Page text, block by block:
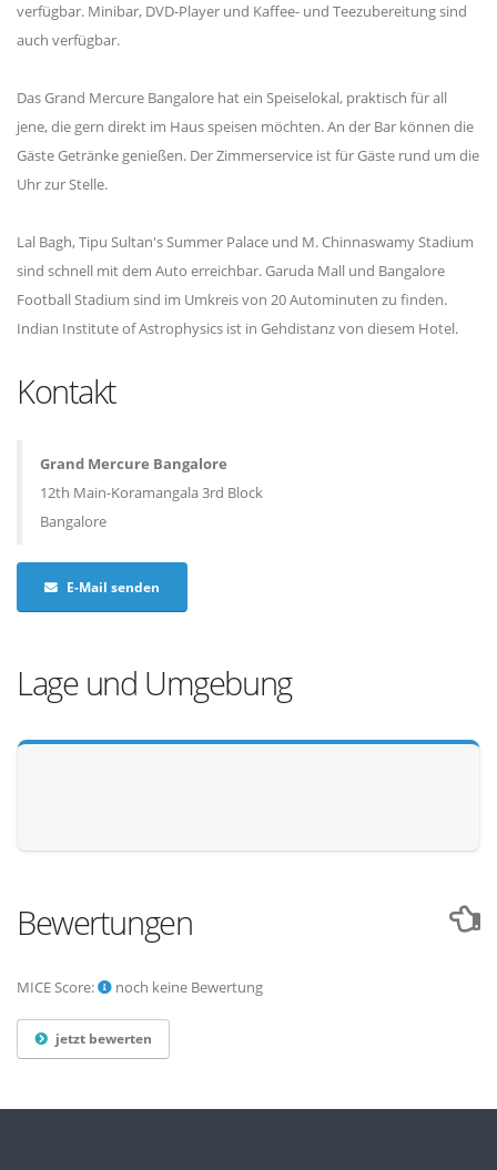
verfügbar. Minibar, DVD-Player und Kaffee- und Teezubereitung sind
auch verfügbar.
Das Grand Mercure Bangalore hat ein Speiselokal, praktisch für all
jene, die gern direkt im Haus speisen möchten. An der Bar können die
Gäste Getränke genießen. Der Zimmerservice ist für Gäste rund um die
Uhr zur Stelle.
Lal Bagh, Tipu Sultan's Summer Palace und M. Chinnaswamy Stadium
sind schnell mit dem Auto erreichbar. Garuda Mall und Bangalore
Football Stadium sind im Umkreis von 20 Autominuten zu finden.
Indian Institute of Astrophysics ist in Gehdistanz von diesem Hotel.
Kontakt
Grand Mercure Bangalore
12th Main-Koramangala 3rd Block
Bangalore
E-Mail senden
Lage und Umgebung
Bewertungen
MICE Score: noch keine Bewertung
jetzt bewerten